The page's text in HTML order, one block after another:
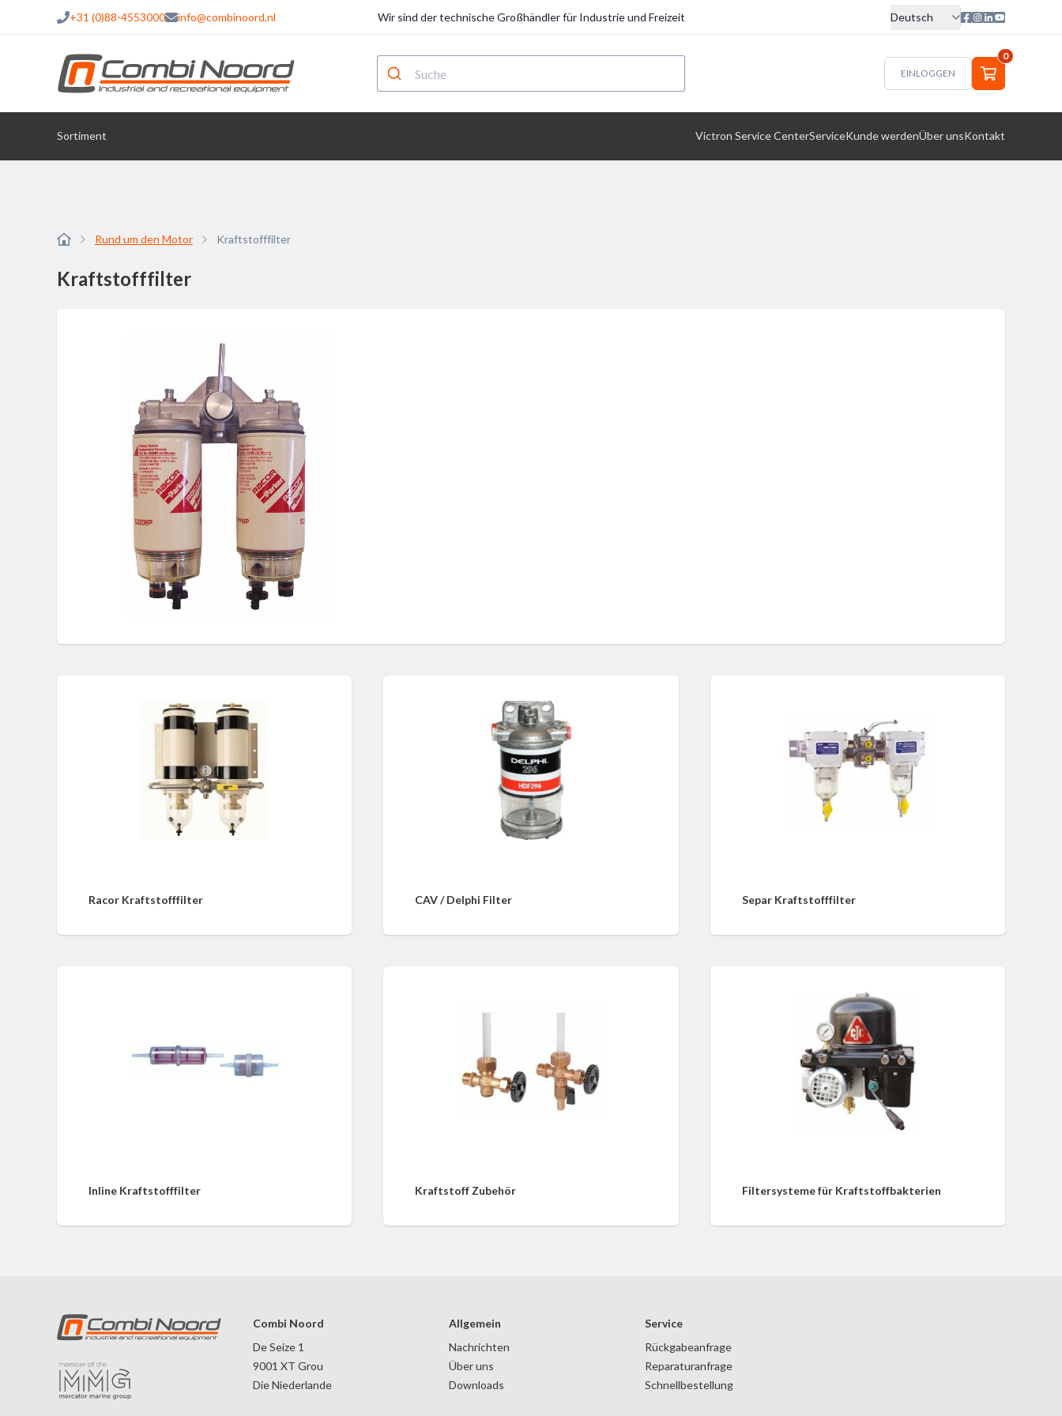
+31 (0)88-4553000 info@combinoord.nl Wir sind der technische Großhändler für Industrie und Freizeit Deutsch
EINLOGGEN
0
Sortiment Victron Service CenterServiceKunde werdenÜber unsKontakt
Rund um den Motor Kraftstofffilter
Kraftstofffilter
Racor Kraftstofffilter CAV / Delphi Filter Separ Kraftstofffilter
Inline Kraftstofffilter Kraftstoff Zubehör Filtersysteme für Kraftstoffbakterien
Combi Noord
De Seize 1
9001 XT Grou
Die Niederlande
Allgemein
Nachrichten
Über uns
Downloads
Service
Rückgabeanfrage
Reparaturanfrage
Schnellbestellung